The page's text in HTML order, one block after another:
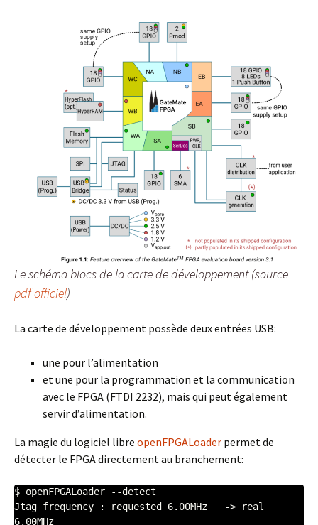
Le schéma blocs de la carte de développement (source
pdf officiel)
La carte de développement possède deux entrées USB:
une pour l’alimentation
et une pour la programmation et la communication
avec le FPGA (FTDI 2232), mais qui peut également
servir d’alimentation.
La magie du logiciel libre openFPGALoader permet de
détecter le FPGA directement au branchement:
$ openFPGALoader --detect
Jtag frequency : requested 6.00MHz   -> real
6.00MHz